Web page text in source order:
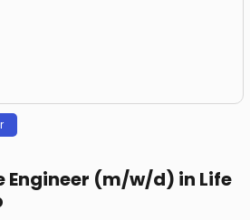
Engineer (m/w/d) in Life